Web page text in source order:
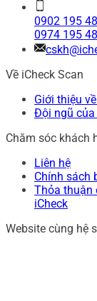
0902 195
0974 195
Về iCheck Scan
Giới thiệu
Đội ngũ
Chăm sóc khách
Liên hệ
Chính sách
Thỏa thuận
iCheck
Website cùng hệ